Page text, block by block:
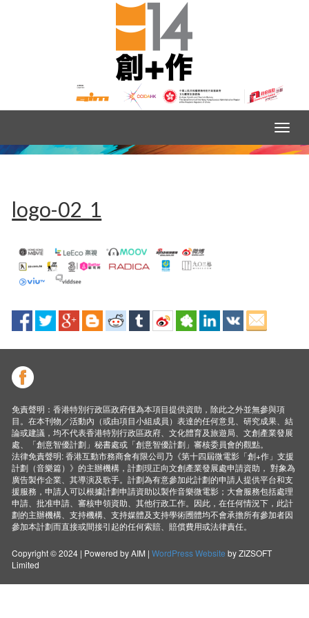
logo-02_1
免責聲明：香港特別行政區政府僅為本項目提供資助，除此之外並無參與項
目。在本刊物／活動內（或由項目小組成員）表達的任何意見、研究成果、結
論或建議，均不代表香港特別行政區政府、文化體育及旅遊局、文創產業發展
處、「創意智優計劃」秘書處或「創意智優計劃」審核委員會的觀點。
法律免責聲明: 香港互動市務商會有限公司乃《第十四屆微電影「創+作」支援
計劃（音樂篇）》的主辦機構，計劃現正向文創產業發展處申請資助， 對象為
廣告製作企業、其導演及歌手。計劃為有意參加此計劃的申請人提供平台和支
援服務，申請人可以根據計劃申請資助以製作音樂微電影；大會服務包括處理
申請、批准申請、審核申領資助、其他行政工作。因此，在任何情況下，此計
劃的主辦機構、支持機構、支持媒體及支持學術圑體均不會承擔所有參加者因
參加本計劃而直接或間接引起的任何索賠、賠償費用或法律責任。
Copyright © 2024 | Powered by AIM |WordPress Website by ZIZSOFT
Limited